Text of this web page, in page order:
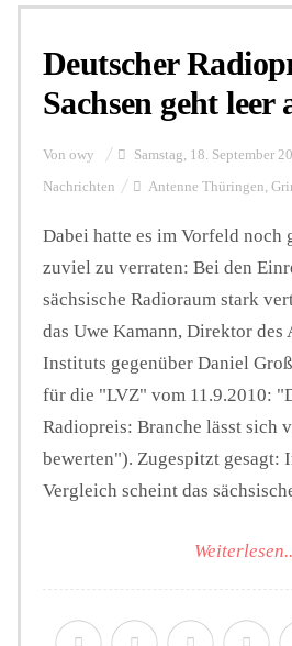
FUNKTURM-
Podcast
Deutscher
Sachsen geht leer
Von owy Samstag, 18. September
Nachrichten Antenne Thüringen,
Dabei hatte es im Vorfeld noch
zuviel zu verraten: Bei den
sächsische Radioraum stark
das Uwe Kamann, Direktor
Instituts gegenüber Daniel
für die "LVZ" vom 11.9.2010:
Radiopreis: Branche lässt sich
bewerten"). Zugespitzt gesagt:
Vergleich scheint das